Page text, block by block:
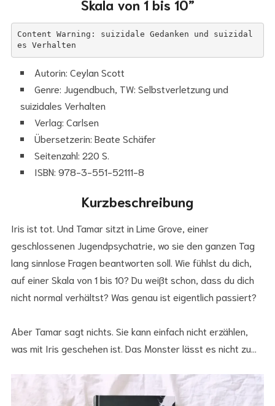
Skala von 1 bis 10”
Content Warning: suizidale Gedanken und suizidal
es Verhalten
Autorin: Ceylan Scott
Genre: Jugendbuch, TW: Selbstverletzung und
suizidales Verhalten
Verlag: Carlsen
Übersetzerin: Beate Schäfer
Seitenzahl: 220 S.
ISBN: 978-3-551-52111-8
Kurzbeschreibung
Iris ist tot. Und Tamar sitzt in Lime Grove, einer
geschlossenen Jugendpsychatrie, wo sie den ganzen Tag
lang sinnlose Fragen beantworten soll. Wie fühlst du dich,
auf einer Skala von 1 bis 10? Du weißt schon, dass du dich
nicht normal verhältst? Was genau ist eigentlich passiert?
Aber Tamar sagt nichts. Sie kann einfach nicht erzählen,
was mit Iris geschehen ist. Das Monster lässt es nicht zu…